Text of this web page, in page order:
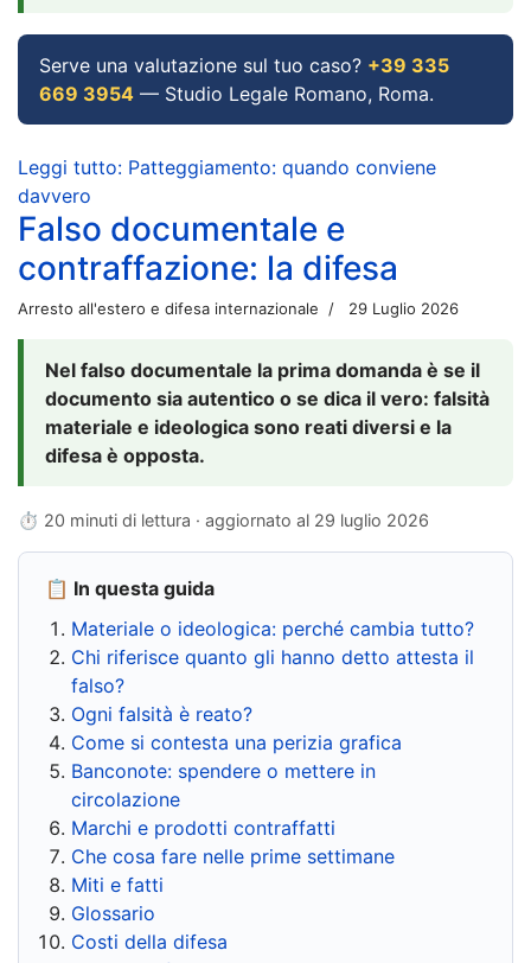
Serve una valutazione sul tuo caso? +39 335
669 3954 — Studio Legale Romano, Roma.
Leggi tutto: Patteggiamento: quando conviene
davvero
Falso documentale e
contraffazione: la difesa
Arresto all'estero e difesa internazionale 29 Luglio 2026
Nel falso documentale la prima domanda è se il
documento sia autentico o se dica il vero: falsità
materiale e ideologica sono reati diversi e la
difesa è opposta.
⏱ 20 minuti di lettura · aggiornato al 29 luglio 2026
📋 In questa guida
Materiale o ideologica: perché cambia tutto?
Chi riferisce quanto gli hanno detto attesta il
falso?
Ogni falsità è reato?
Come si contesta una perizia grafica
Banconote: spendere o mettere in
circolazione
Marchi e prodotti contraffatti
Che cosa fare nelle prime settimane
Miti e fatti
Glossario
Costi della difesa